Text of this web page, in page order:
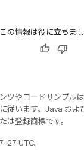
この情報は役に立ちま
ツやコードサンプルは
従います。Java お
は登録商標です。
UTC。